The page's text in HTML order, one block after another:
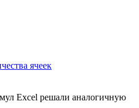
ячеек
Excel решали аналогичную